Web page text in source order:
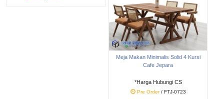
Meja Makan Minimalis Solid 4 Kursi
Cafe Jepara
*Harga Hubungi CS
Pre Order/ FTJ-0723